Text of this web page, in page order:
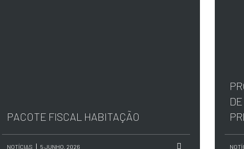
PACOTE FISCAL HABITAÇÃO
NOTÍCIAS 5 JUNHO, 2026